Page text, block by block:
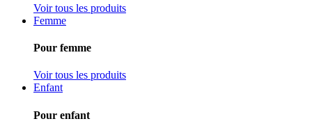
Voir tous les produits
Femme
Pour femme
Voir tous les produits
Enfant
Pour enfant